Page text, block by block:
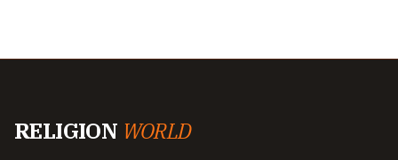
RELIGION WORLD